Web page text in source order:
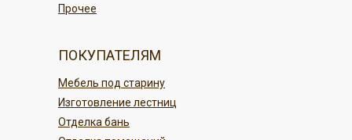
Отделка бань
Изготовление лестниц
Мебель под старину
ПОКУПАТЕЛЯМ
Прочее